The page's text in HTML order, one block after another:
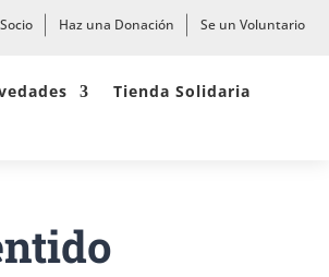
Haz una Donación Se un Voluntario
Tienda Solidaria